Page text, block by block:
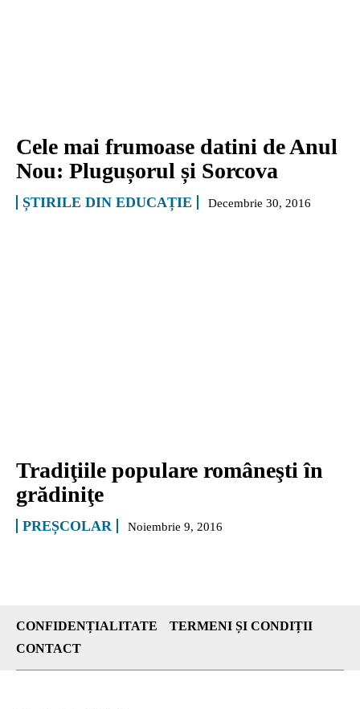
Cele mai frumoase datini de Anul
Nou: Plugușorul și Sorcova
ȘTIRILE DIN EDUCAȚIE Decembrie 30, 2016
Tradiţiile populare româneşti în
grădiniţe
PREȘCOLAR Noiembrie 9, 2016
CONFIDENȚIALITATE
TERMENI ȘI CONDIȚII
CONTACT